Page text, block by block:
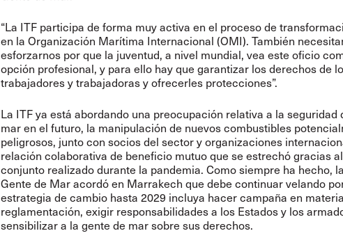
“La ITF participa de forma muy activa en el proceso de
en la Organización Marítima Internacional (OMI). También
esforzarnos por que la juventud, a nivel mundial, vea este oficio
opción profesional, y para ello hay que garantizar los derechos de
trabajadores y trabajadoras y ofrecerles protecciones”.
La ITF ya está abordando una preocupación relativa a la seguridad
mar en el futuro, la manipulación de nuevos combustibles
peligrosos, junto con socios del sector y organizaciones
relación colaborativa de beneficio mutuo que se estrechó gracias
conjunto realizado durante la pandemia. Como siempre ha hecho,
Gente de Mar acordó en Marrakech que debe continuar velando
estrategia de cambio hasta 2029 incluya hacer campaña en
reglamentación, exigir responsabilidades a los Estados y los
sensibilizar a la gente de mar sobre sus derechos.